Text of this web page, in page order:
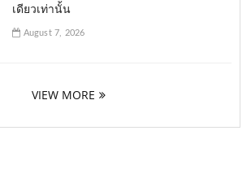
เดียวเท่านั้น
August 7, 2026
VIEW MORE